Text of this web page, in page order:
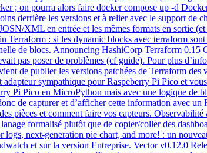
; on pourra alors faire docker compose up -d
derrière les versions et à relier avec le support de
XML en entrée et les mêmes formats en sortie
: si les dynamic blocks avec terraform
de blocs. Announcing HashiCorp Terraform
pas poser de problèmes (cf guide). Pour plus
de publier les versions patchées de Terraform des
sympathique pour Raspeberry Pi Pico et
Pi Pico en MicroPython mais avec une logique
de capturer et d’afficher cette information avec
pièces et comment faire vos capteurs.
formalisé plutôt que de copier/coller des
next-generation pie chart, and more! : un
et sur la version Entreprise. Vector v0.12.0